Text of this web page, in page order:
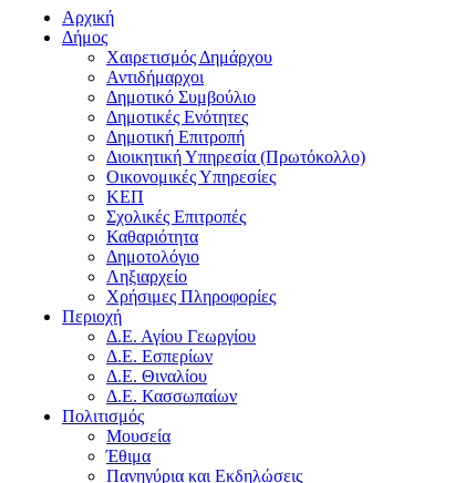
Αρχική
Δήμος
Χαιρετισμός Δημάρχου
Αντιδήμαρχοι
Δημοτικό Συμβούλιο
Δημοτικές Ενότητες
Δημοτική Επιτροπή
Διοικητική Υπηρεσία (Πρωτόκολλο)
Οικονομικές Υπηρεσίες
ΚΕΠ
Σχολικές Επιτροπές
Καθαριότητα
Δημοτολόγιο
Ληξιαρχείο
Χρήσιμες Πληροφορίες
Περιοχή
Δ.Ε. Αγίου Γεωργίου
Δ.Ε. Εσπερίων
Δ.Ε. Θιναλίου
Δ.Ε. Κασσωπαίων
Πολιτισμός
Μουσεία
Έθιμα
Πανηγύρια και Εκδηλώσεις